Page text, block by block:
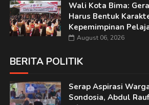
Wali Kota Bima:
Harus Bentuk
Kepemimpinan
August 06, 2026
BERITA POLITIK
Serap Aspirasi
Sondosia, Abdul